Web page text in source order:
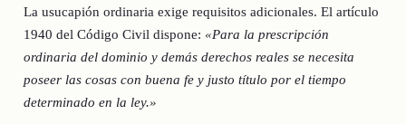
La usucapión ordinaria exige requisitos adicionales. El artículo
1940 del Código Civil dispone: «Para la prescripción
ordinaria del dominio y demás derechos reales se necesita
poseer las cosas con buena fe y justo título por el tiempo
determinado en la ley.»